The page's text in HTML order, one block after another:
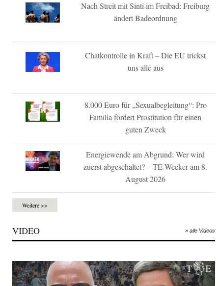
Nach Streit mit Sinti im Freibad: Freiburg
ändert Badeordnung
Chatkontrolle in Kraft – Die EU trickst
uns alle aus
8.000 Euro für „Sexualbegleitung“: Pro
Familia fördert Prostitution für einen
guten Zweck
Energiewende am Abgrund: Wer wird
zuerst abgeschaltet? – TE-Wecker am 8.
August 2026
Weitere >>
VIDEO » alle Videos